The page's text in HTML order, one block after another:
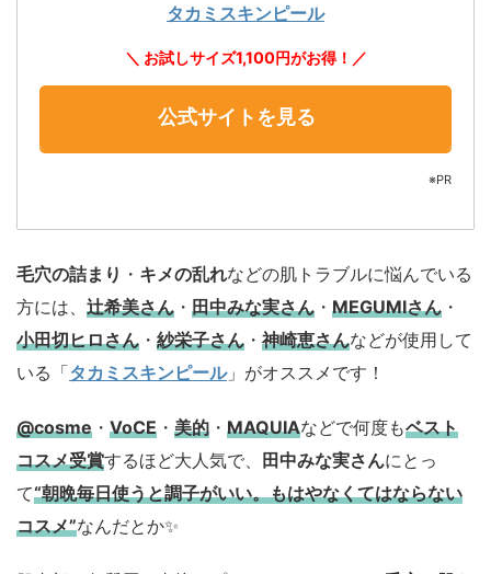
タカミスキンピール
＼ お試しサイズ1,100円がお得！／
公式サイトを見る
※PR
毛穴の詰まり ・ キメの乱れなどの肌トラブルに悩んでいる
方には、 辻希美さん ・ 田中みな実さん ・ MEGUMIさん ・
小田切ヒロさん ・ 紗栄子さん ・ 神崎恵さんなどが使用して
いる「タカミスキンピール」がオススメです！
@cosme ・ VoCE ・ 美的 ・ MAQUIAなどで何度もベスト
コスメ受賞するほど大人気で、 田中みな実さんにとっ
て“朝晩毎日使うと調子がいい。もはやなくてはならない
コスメ”なんだとか✨